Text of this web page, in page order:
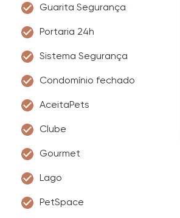
Guarita Segurança
Portaria 24h
Sistema Segurança
Condomínio fechado
AceitaPets
Clube
Gourmet
Lago
PetSpace